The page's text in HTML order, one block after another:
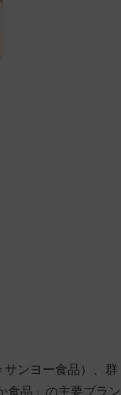
ンヨー食品）、群
食品」の主要ブラン